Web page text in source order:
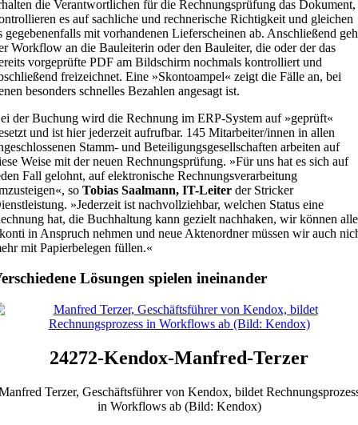
die Verantwortlichen für die Rechnungsprüfung das Dokument,
es auf sachliche und rechnerische Richtigkeit und gleichen
gegebenenfalls mit vorhandenen Lieferscheinen ab. Anschließend
Workflow an die Bauleiterin oder den Bauleiter, die oder der das
vorgeprüfte PDF am Bildschirm nochmals kontrolliert und
freizeichnet. Eine »Skontoampel« zeigt die Fälle an, bei
besonders schnelles Bezahlen angesagt ist.
der Buchung wird die Rechnung im ERP-System auf »geprüft«
und ist hier jederzeit aufrufbar. 145 Mitarbeiter/innen in allen
Stamm- und Beteiligungsgesellschaften arbeiten auf
Weise mit der neuen Rechnungsprüfung. »Für uns hat es sich auf
Fall gelohnt, auf elektronische Rechnungsverarbeitung
soTobias Saalmann, IT-Leiter der Stricker
»Jederzeit ist nachvollziehbar, welchen Status eine
hat, die Buchhaltung kann gezielt nachhaken, wir können alle
in Anspruch nehmen und neue Aktenordner müssen wir auch
mit Papierbelegen füllen.«
Lösungen spielen ineinander
24272-Kendox-Manfred-Terzer
Terzer, Geschäftsführer von Kendox, bildet
in Workflows ab (Bild: Kendox)